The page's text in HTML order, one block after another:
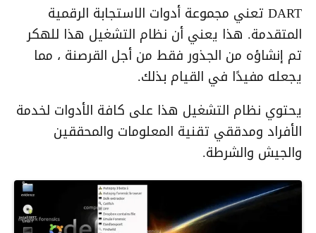
DART تعني مجموعة أدوات الاستجابة الرقمية
المتقدمة. هذا يعني أن نظام التشغيل هذا للهكر
تم إنشاؤه من الجذور فقط من أجل القرصنة ، مما
يجعله مفيدًا في القيام بذلك.
يحتوي نظام التشغيل هذا على كافة الأدوات لخدمة
الأفراد ومدققي تقنية المعلومات والمحققين
والجيش والشرطة.